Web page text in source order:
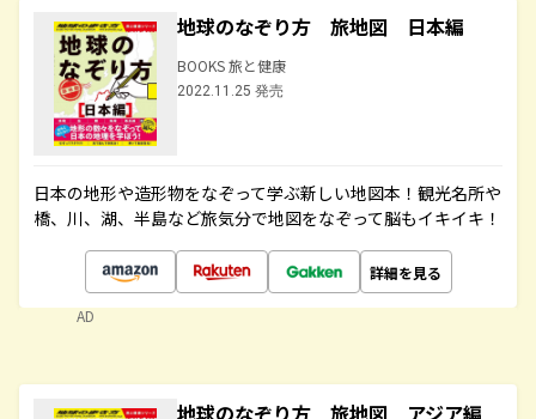
地球のなぞり方 旅地図 日本編
BOOKS 旅と健康
2022.11.25 発売
日本の地形や造形物をなぞって学ぶ新しい地図本！観光名所や
橋、川、湖、半島など旅気分で地図をなぞって脳もイキイキ！
詳細を見る
AD
地球のなぞり方 旅地図 アジア編